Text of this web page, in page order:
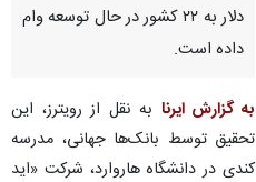
دلار به ۲۲ کشور در حال توسعه وام
داده است.
به گزارش ایرنا به نقل از رویترز، این
تحقیق توسط بانک‌ها جهانی، مدرسه
کندی در دانشگاه هاروارد، شرکت «اید